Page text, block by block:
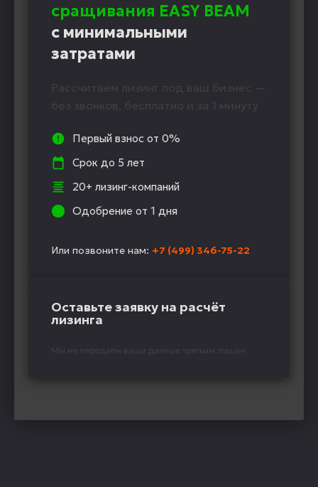
сращивания EASY BEAM
с минимальными
затратами
Рассчитаем лизинг под ваш бизнес —
без звонков, бесплатно и за 1 минуту
Первый взнос от 0%
Срок до 5 лет
20+ лизинг-компаний
Одобрение от 1 дня
Или позвоните нам: +7 (499) 346-75-22
Оставьте заявку на расчёт
лизинга
Мы не передаём ваши данные третьим лицам